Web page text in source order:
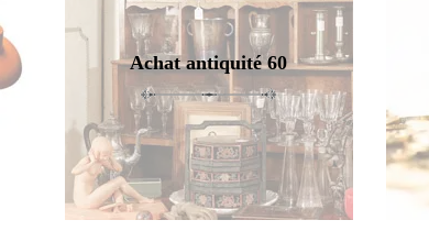
Achat antiquité 60